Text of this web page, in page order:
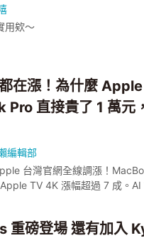
用欸～
在漲！為什麼
Pro 直接貴了 1 萬元
編輯部
台灣官網全線調漲！
TV 4K 漲幅超過 7 成。AI
重磅登場 還有加入